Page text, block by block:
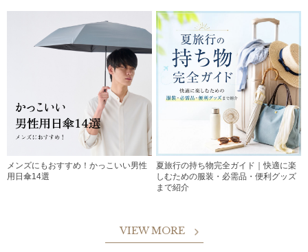
メンズにもおすすめ！かっこいい男性
用日傘14選
夏旅行の持ち物完全ガイド｜快適に楽
しむための服装・必需品・便利グッズ
まで紹介
VIEW MORE